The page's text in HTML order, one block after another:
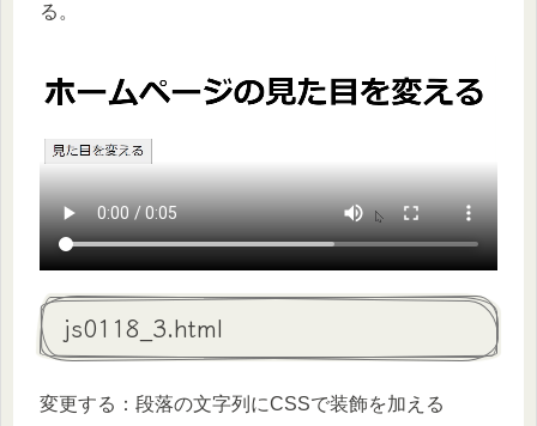
る。
js0118_3.html
変更する：段落の文字列にCSSで装飾を加える